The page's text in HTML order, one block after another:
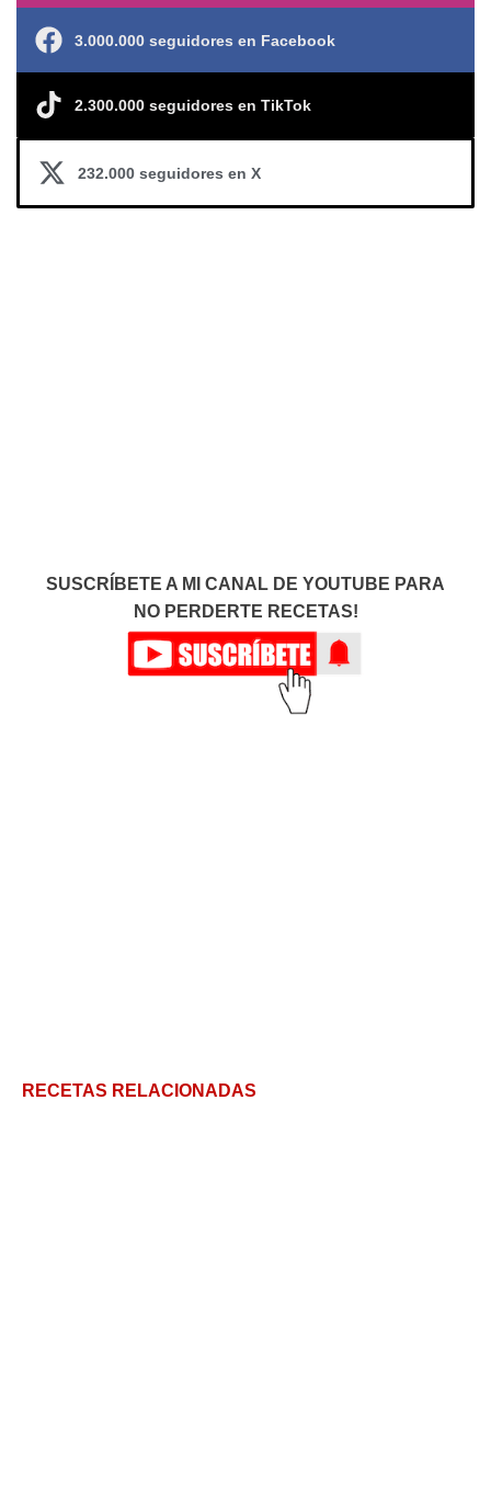
3.000.000 seguidores en Facebook
2.300.000 seguidores en TikTok
232.000 seguidores en X
SUSCRÍBETE A MI CANAL DE YOUTUBE PARA
NO PERDERTE RECETAS!
RECETAS RELACIONADAS